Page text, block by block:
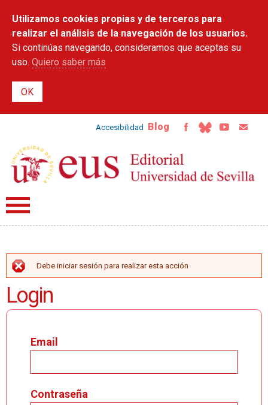
contenido
principal
Utilizamos cookies propias y de terceros para
realizar el análisis de la navegación de los usuarios.
Si continúas navegando, consideramos que aceptas su
uso. Quiero saber más
Accesibilidad Blog
MENSAJE DE ERROR
Debe iniciar sesión para realizar esta acción
Login
Email
Contraseña